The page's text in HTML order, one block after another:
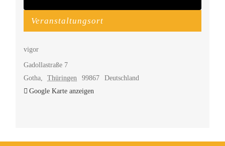
Veranstaltungsort
vigor
Gadollastraße 7
Gotha, Thüringen 99867
Deutschland
Google Karte anzeigen